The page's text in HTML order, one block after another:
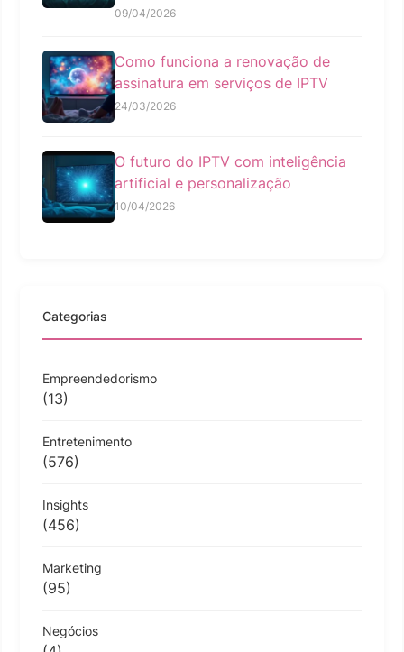
09/04/2026
Como funciona a renovação de
assinatura em serviços de IPTV
24/03/2026
O futuro do IPTV com inteligência
artificial e personalização
10/04/2026
Categorias
Empreendedorismo
(13)
Entretenimento
(576)
Insights
(456)
Marketing
(95)
Negócios